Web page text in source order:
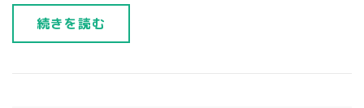
続きを読む